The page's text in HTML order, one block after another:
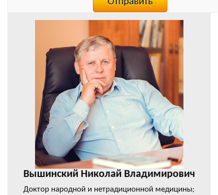
Вышинский Николай Владимирович
Доктор народной и нетрадиционной медицины;